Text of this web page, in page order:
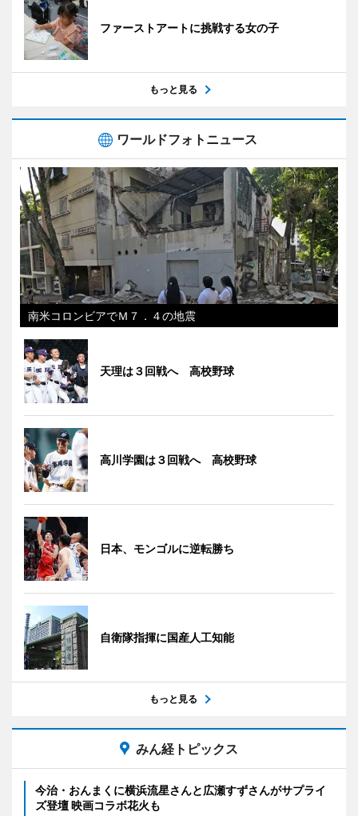
ファーストアートに挑戦する女の子
もっと見る
ワールドフォトニュース
南米コロンビアでＭ７．４の地震
天理は３回戦へ 高校野球
高川学園は３回戦へ 高校野球
日本、モンゴルに逆転勝ち
自衛隊指揮に国産人工知能
もっと見る
みん経トピックス
今治・おんまくに横浜流星さんと広瀬すずさんがサプライ
ズ登壇 映画コラボ花火も